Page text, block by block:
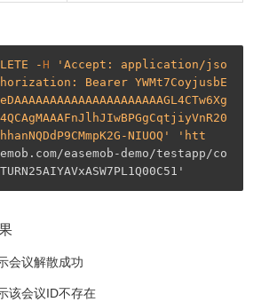
- H 'Accept: application/jso
Bearer YWMt7CoyjusbE
NIUOQ' 'htt
easemob-demo/testapp/co
会议解散成功
该会议ID不存在